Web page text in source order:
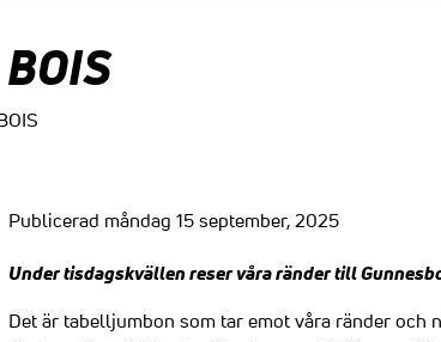
Publicerad måndag 15 september, 2025
Under tisdagskvällen reser våra ränder till
Det är tabelljumbon som tar emot våra ränder